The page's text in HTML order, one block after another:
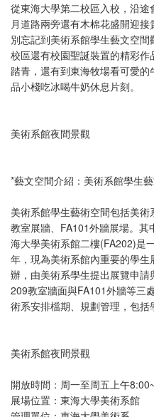
從東海大學第二校區入校，沿
月道路兩旁還有木棉花盛開迎接
別忘記到美術系館學生藝文空
校區還有校園聖誕裝置的精彩
踏青，還有到東海牧場看可愛
品小棧吃冰喝牛奶休息片刻。
美術系館夜間景觀
*藝文空間介紹：美術系館學生
美術系館學生藝術空間包括美
教室展牆、FA101外牆展場。
海大學美術系館二樓(FA202)是
年，現為美術系館內重要的學
辦，由美術系學生提出展覽申
209教室牆面與FA101外牆等三
術系安排檔期、規劃管理，包括
美術系館夜間景觀
開放時間：周一至周五上午
展場位置：東海大學美術系館